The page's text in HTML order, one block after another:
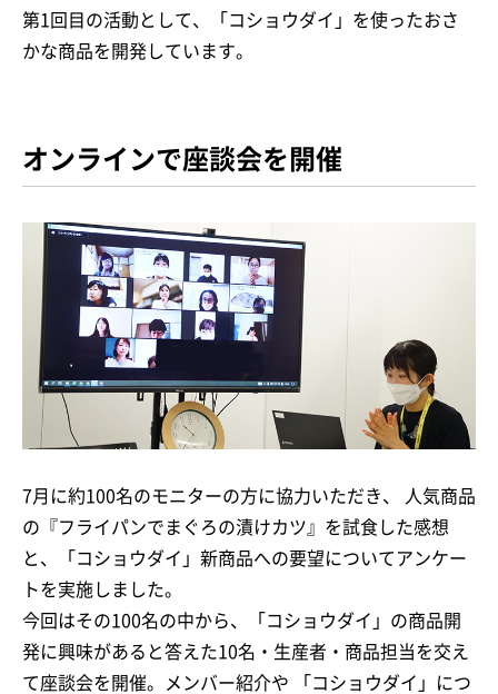
第1回目の活動として、「コショウダイ」を使ったおさ
かな商品を開発しています。
オンラインで座談会を開催
7月に約100名のモニターの方に協力いただき、 人気商品
の『フライパンでまぐろの漬けカツ』を試食した感想
と、「コショウダイ」新商品への要望についてアンケー
トを実施しました。
今回はその100名の中から、「コショウダイ」の商品開
発に興味があると答えた10名・生産者・商品担当を交え
て座談会を開催。メンバー紹介や 「コショウダイ」につ